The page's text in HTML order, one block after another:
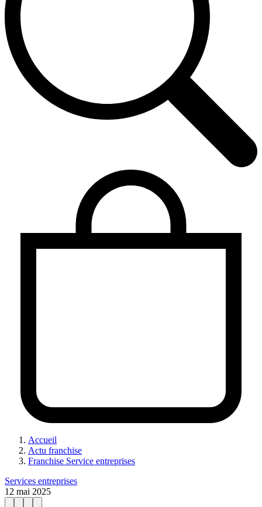
Accueil
Actu franchise
Franchise Service entreprises
Services entreprises
12 mai 2025